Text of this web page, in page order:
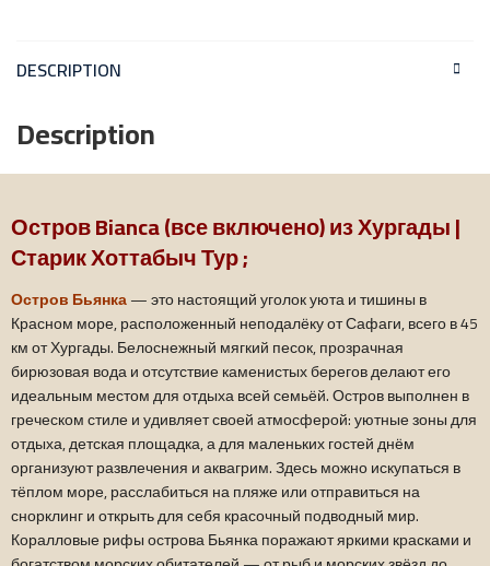
DESCRIPTION
Description
Остров Bianca (все включено) из Хургады |
Старик Хоттабыч Тур ;
Остров Бьянка— это настоящий уголок уюта и тишины в
Красном море, расположенный неподалёку от Сафаги, всего в 45
км от Хургады. Белоснежный мягкий песок, прозрачная
бирюзовая вода и отсутствие каменистых берегов делают его
идеальным местом для отдыха всей семьёй. Остров выполнен в
греческом стиле и удивляет своей атмосферой: уютные зоны для
отдыха, детская площадка, а для маленьких гостей днём
организуют развлечения и аквагрим. Здесь можно искупаться в
тёплом море, расслабиться на пляже или отправиться на
снорклинг и открыть для себя красочный подводный мир.
Коралловые рифы острова Бьянка поражают яркими красками и